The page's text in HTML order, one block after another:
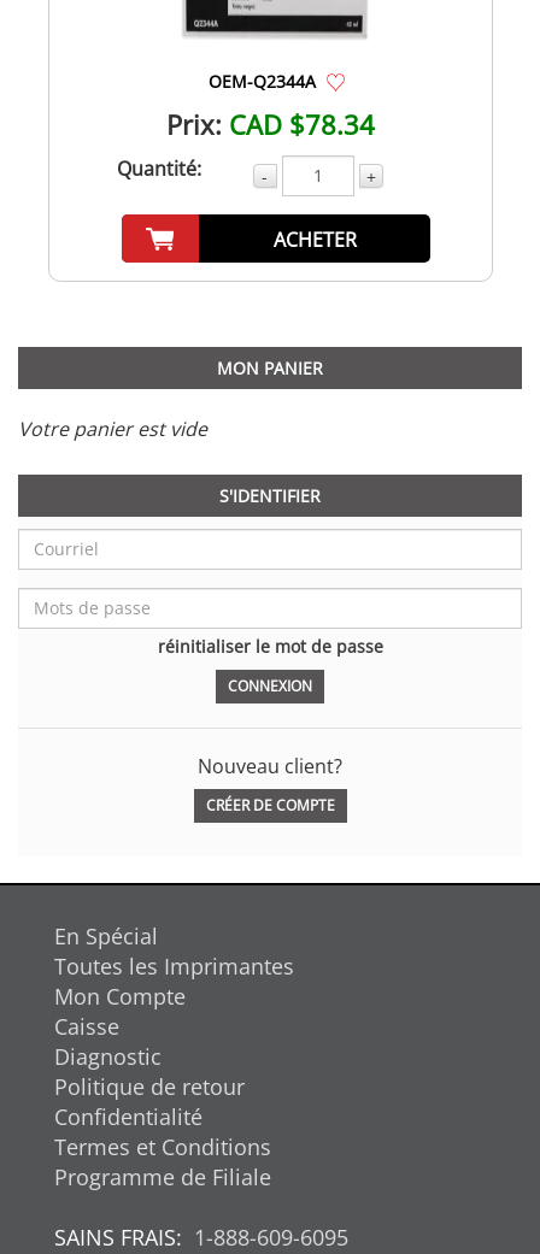
OEM-Q2344A
Prix: CAD $78.34
Quantité: - +
ACHETER
MON PANIER
Votre panier est vide
S'IDENTIFIER
réinitialiser le mot de passe
Nouveau client?
CRÉER DE COMPTE
En Spécial
Toutes les Imprimantes
Mon Compte
Caisse
Diagnostic
Politique de retour
Confidentialité
Termes et Conditions
Programme de Filiale
SAINS FRAIS: 1-888-609-6095